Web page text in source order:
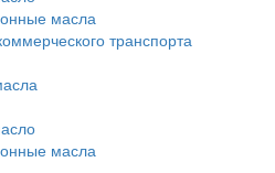
масла
транспорта
масла